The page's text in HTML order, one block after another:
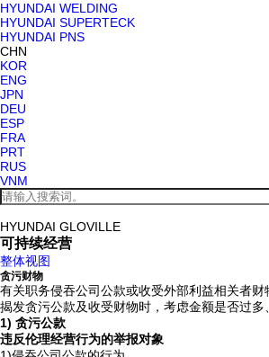
HYUNDAI WELDING
HYUNDAI SUPERTECK
HYUNDAI PNS
CHN
KOR
ENG
JPN
DEU
ESP
FRA
PRT
RUS
VNM
HYUNDAI GLOVILLE
可持续经营
整体视图
贪污财物
有关职务侵吞公司公款或收受外部利益相关者财
揭发贪污公款及收受财物时，考虑金额是否过
1) 贪污公款
违反伦理经营行为的举报对象